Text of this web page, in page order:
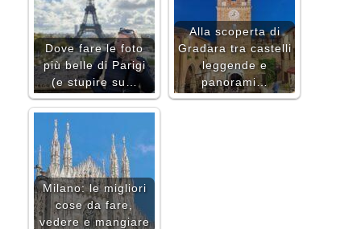
Dove fare le foto
più belle di Parigi
(e stupire su…
Alla scoperta di
Gradara tra castelli
leggende e
panorami…
Milano: le migliori
cose da fare,
vedere e mangiare